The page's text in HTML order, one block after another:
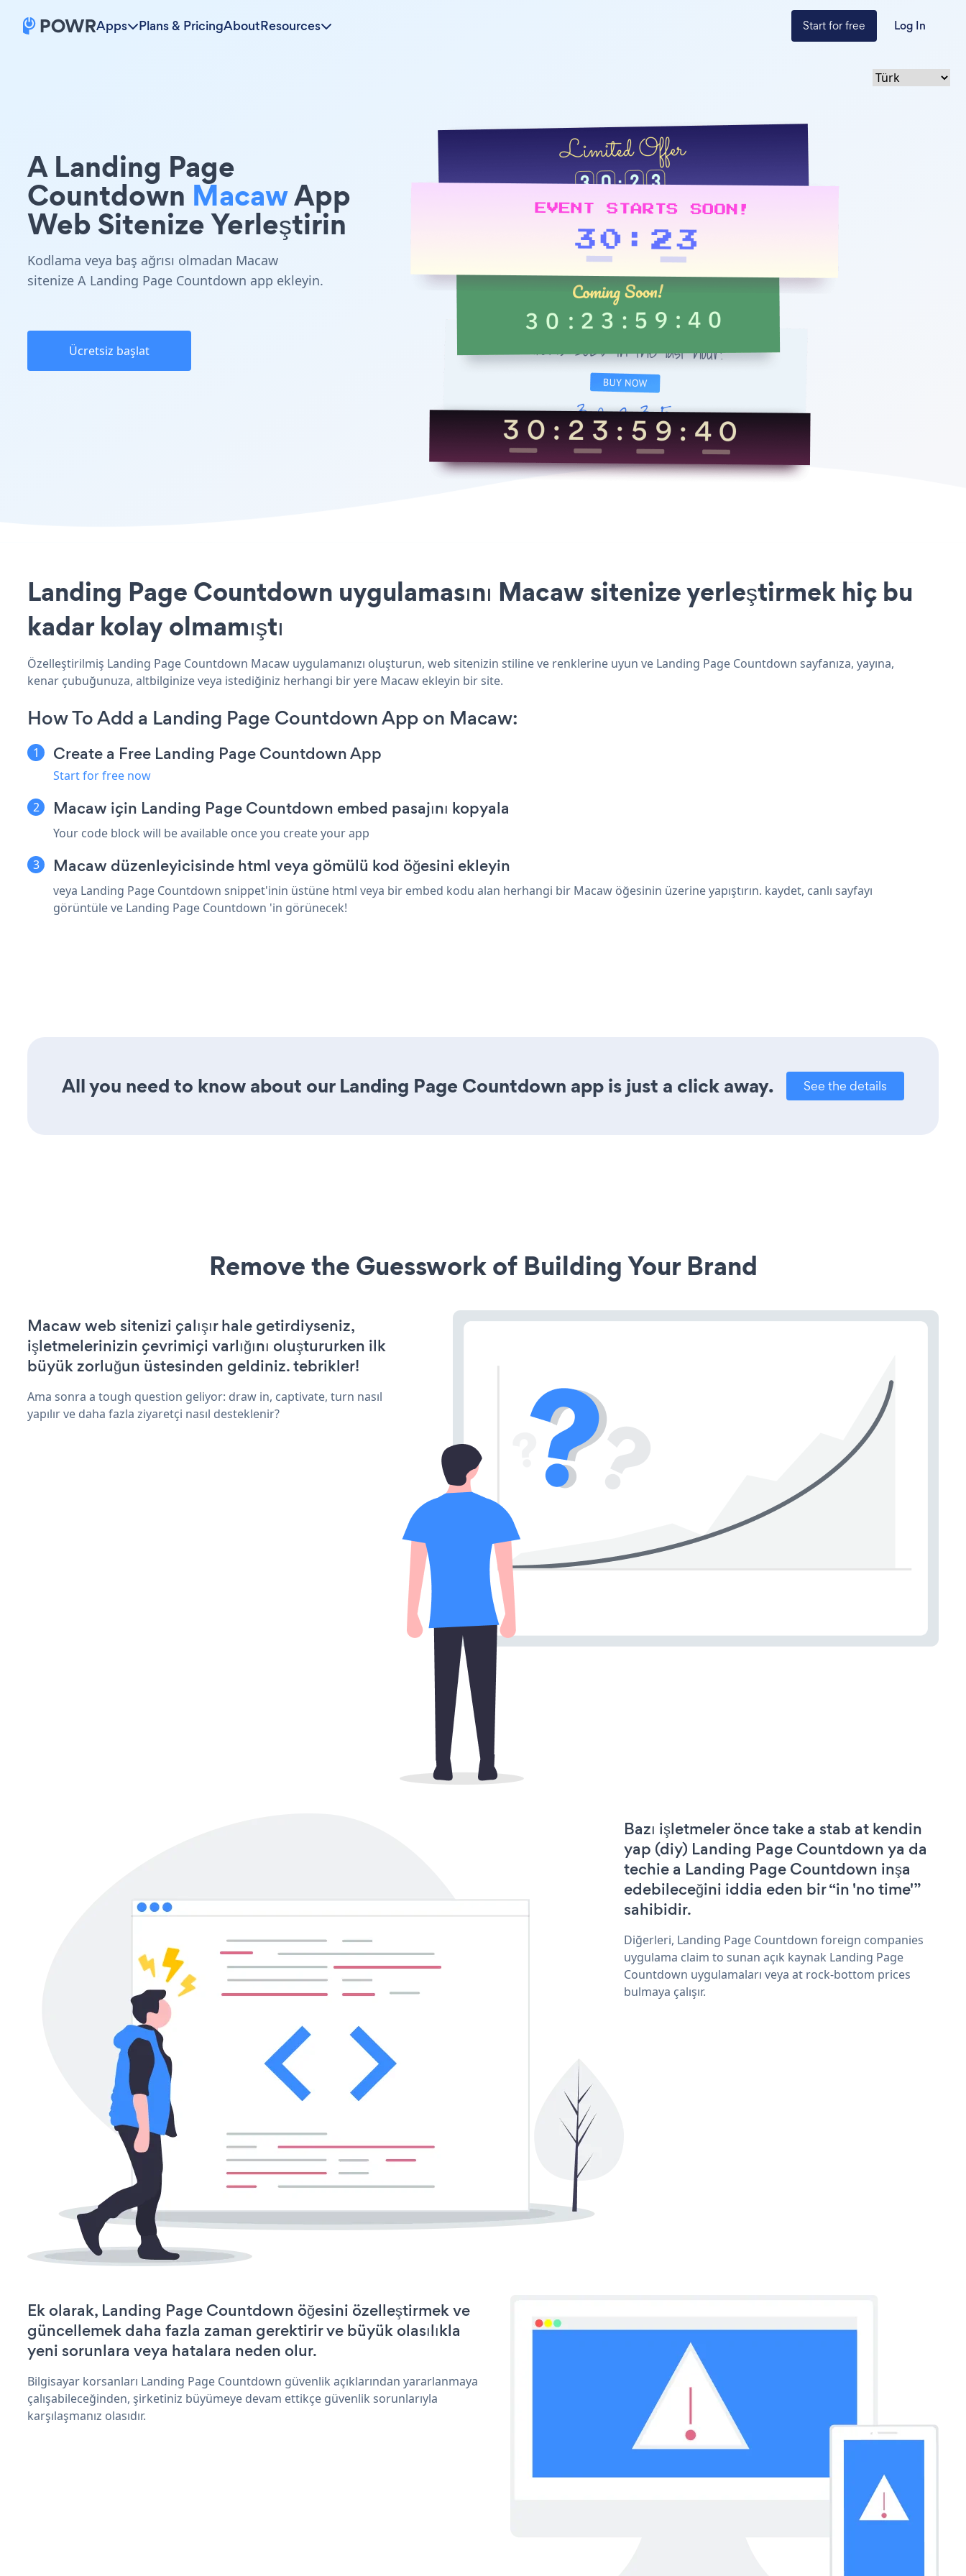
Apps Plans & PricingAboutResources Start for free Log In
A Landing Page
Countdown MacawApp
Web Sitenize Yerleştirin
Kodlama veya baş ağrısı olmadan Macaw
sitenize A Landing Page Countdown app ekleyin.
Ücretsiz başlat
Landing Page Countdown uygulamasını Macaw sitenize yerleştirmek hiç bu
kadar kolay olmamıştı
Özelleştirilmiş Landing Page Countdown Macaw uygulamanızı oluşturun, web sitenizin stiline ve renklerine uyun ve Landing Page Countdown sayfanıza, yayına,
kenar çubuğunuza, altbilginize veya istediğiniz herhangi bir yere Macaw ekleyin bir site.
How To Add a Landing Page Countdown App on Macaw:
Create a Free Landing Page Countdown App
Start for free now
Macaw için Landing Page Countdown embed pasajını kopyala
Your code block will be available once you create your app
Macaw düzenleyicisinde html veya gömülü kod öğesini ekleyin
veya Landing Page Countdown snippet'inin üstüne html veya bir embed kodu alan herhangi bir Macaw öğesinin üzerine yapıştırın. kaydet, canlı sayfayı
görüntüle ve Landing Page Countdown 'in görünecek!
All you need to know about our Landing Page Countdown app is just a click away. See the details
Remove the Guesswork of Building Your Brand
Macaw web sitenizi çalışır hale getirdiyseniz,
işletmelerinizin çevrimiçi varlığını oluştururken ilk
büyük zorluğun üstesinden geldiniz. tebrikler!
Ama sonra a tough question geliyor: draw in, captivate, turn nasıl
yapılır ve daha fazla ziyaretçi nasıl desteklenir?
Bazı işletmeler önce take a stab at kendin
yap (diy) Landing Page Countdown ya da
techie a Landing Page Countdown inşa
edebileceğini iddia eden bir “in 'no time'”
sahibidir.
Diğerleri, Landing Page Countdown foreign companies
uygulama claim to sunan açık kaynak Landing Page
Countdown uygulamaları veya at rock-bottom prices
bulmaya çalışır.
Ek olarak, Landing Page Countdown öğesini özelleştirmek ve
güncellemek daha fazla zaman gerektirir ve büyük olasılıkla
yeni sorunlara veya hatalara neden olur.
Bilgisayar korsanları Landing Page Countdown güvenlik açıklarından yararlanmaya
çalışabileceğinden, şirketiniz büyümeye devam ettikçe güvenlik sorunlarıyla
karşılaşmanız olasıdır.